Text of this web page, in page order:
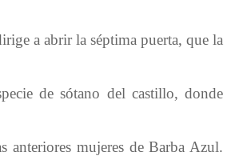
a abrir la séptima puerta, que la
de sótano del castillo, donde
anteriores mujeres de Barba Azul.